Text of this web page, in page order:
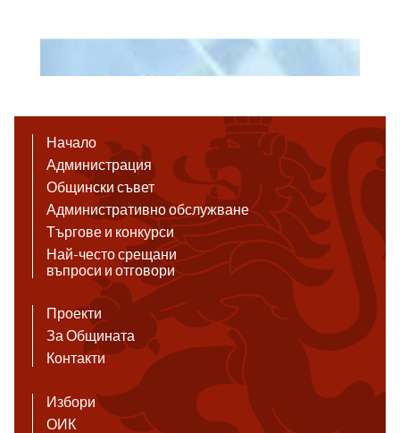
Начало
Администрация
Общински съвет
Административно обслужване
Търгове и конкурси
Най-често срещани
въпроси и отговори
Проекти
За Общината
Контакти
Избори
ОИК